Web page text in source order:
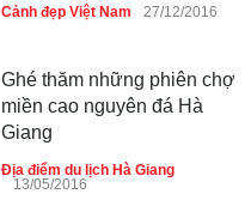
Cảnh đẹp Việt Nam 24/04/2020
40 xe ôtô du lịch tự lái đầu
tiên qua cửa khẩu Móng Cái
Cảnh đẹp Việt Nam
Thực hư cây cầu gỗ dài nhất
Cảnh đẹp Việt Nam 27/12/2016
Ghé thăm những phiên chợ
miền cao nguyên đá Hà
Giang
Địa điểm du lịch Hà Giang
13/05/2016